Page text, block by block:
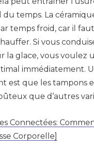
du temps. La
temps froid, car il
Si vous
la glace, vous voulez
immédiatement.
est que les tampons
que d’autres
Connectées:
Corporelle]